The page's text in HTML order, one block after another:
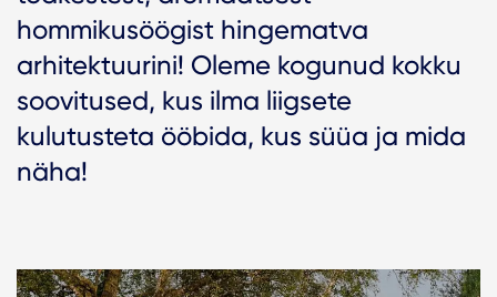
hommikusöögist hingematva
arhitektuurini! Oleme kogunud kokku
soovitused, kus ilma liigsete
kulutusteta ööbida, kus süüa ja mida
näha!